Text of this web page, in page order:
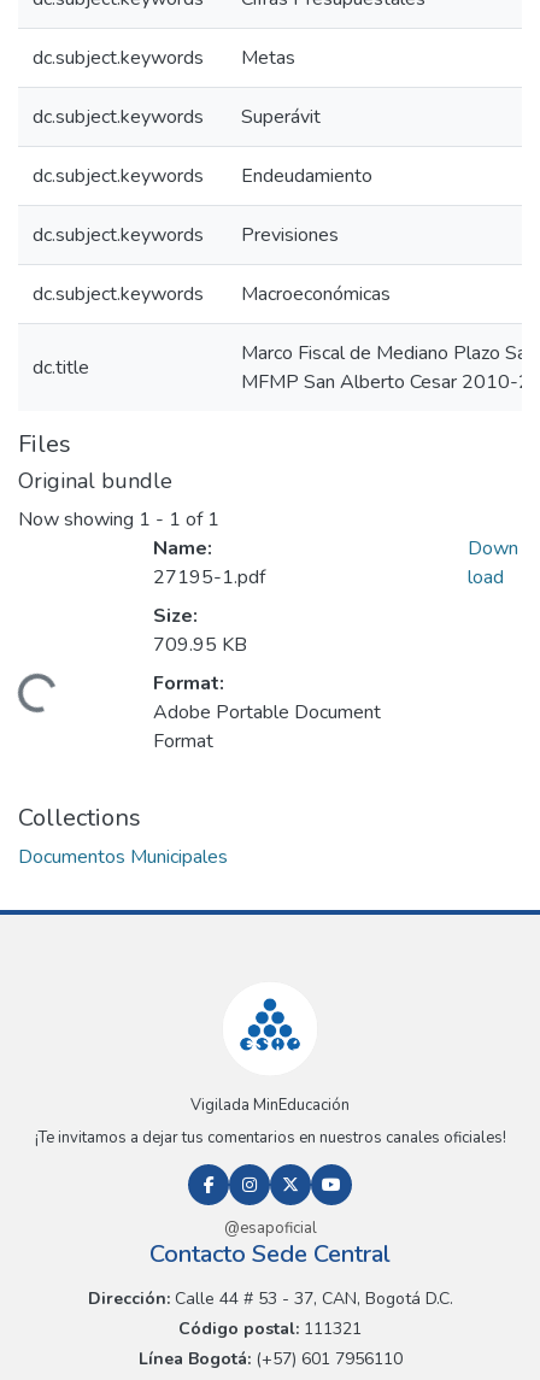
dc.subject.keywords Metas
dc.subject.keywords Superávit
dc.subject.keywords Endeudamiento
dc.subject.keywords Previsiones
dc.subject.keywords Macroeconómicas
dc.title
Marco Fiscal de Mediano Plazo
MFMP San Alberto Cesar 2010-
Files
Original bundle
Now showing 1 - 1 of 1
Name:
27195-1.pdf
Size:
709.95 KB
Format:
Adobe Portable Document
Format
Down
load
Collections
Documentos Municipales
Vigilada MinEducación
¡Te invitamos a dejar tus comentarios en nuestros canales oficiales!
@esapoficial
Contacto Sede Central
Dirección:Calle 44 # 53 - 37, CAN, Bogotá D.C.
Código postal: 111321
Línea Bogotá:(+57) 601 7956110